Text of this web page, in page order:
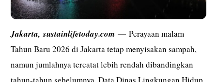
Jakarta,sustainlifetoday.com— Perayaan malam
Tahun Baru 2026 di Jakarta tetap menyisakan sampah,
namun jumlahnya tercatat lebih rendah dibandingkan